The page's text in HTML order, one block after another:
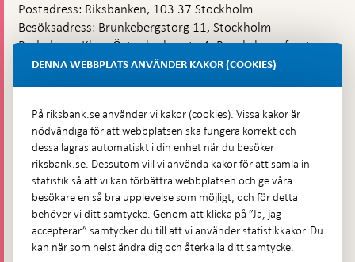
Postadress: Riksbanken, 103 37 Stockholm
Besöksadress: Brunkebergstorg 11, Stockholm
Budadress: Klara Östra kyrkogata 4, Brunkebergsfaret,
Lastplats 6
Hitta direkt
Frågor och svar-
Öppnas
i
ny
flik
Till Riksbankens webbarkiv-
Öppnas
i
ny
Presskontakt
Integritetspolicy
DENNA WEBBPLATS ANVÄNDER KAKOR (COOKIES)
På riksbank.se använder vi kakor (cookies). Vissa kakor är
nödvändiga för att webbplatsen ska fungera korrekt och
dessa lagras automatiskt i din enhet när du besöker
riksbank.se. Dessutom vill vi använda kakor för att samla in
statistik så att vi kan förbättra webbplatsen och ge våra
besökare en så bra upplevelse som möjligt, och för detta
behöver vi ditt samtycke. Genom att klicka på ”Ja, jag
accepterar” samtycker du till att vi använder statistikkakor. Du
kan när som helst ändra dig och återkalla ditt samtycke.